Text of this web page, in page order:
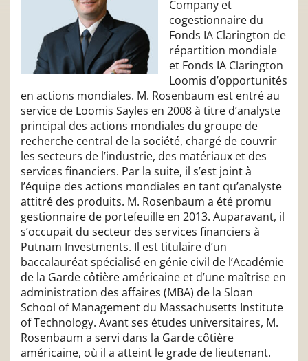
Company et
cogestionnaire du
Fonds IA Clarington de
répartition mondiale
et Fonds IA Clarington
Loomis d’opportunités
en actions mondiales. M. Rosenbaum est entré au
service de Loomis Sayles en 2008 à titre d’analyste
principal des actions mondiales du groupe de
recherche central de la société, chargé de couvrir
les secteurs de l’industrie, des matériaux et des
services financiers. Par la suite, il s’est joint à
l’équipe des actions mondiales en tant qu’analyste
attitré des produits. M. Rosenbaum a été promu
gestionnaire de portefeuille en 2013. Auparavant, il
s’occupait du secteur des services financiers à
Putnam Investments. Il est titulaire d’un
baccalauréat spécialisé en génie civil de l’Académie
de la Garde côtière américaine et d’une maîtrise en
administration des affaires (MBA) de la Sloan
School of Management du Massachusetts Institute
of Technology. Avant ses études universitaires, M.
Rosenbaum a servi dans la Garde côtière
américaine, où il a atteint le grade de lieutenant.